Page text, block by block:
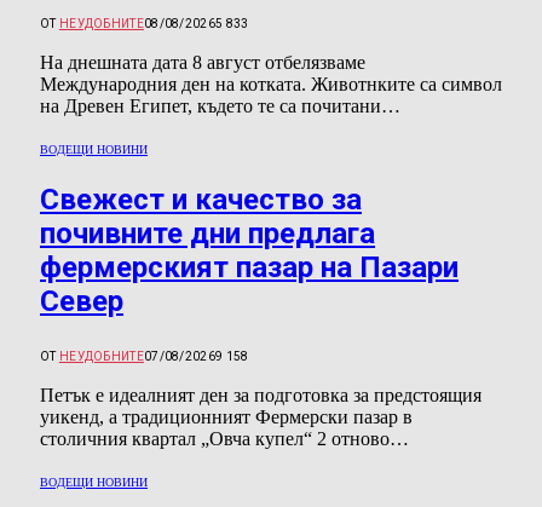
ОТ НЕУДОБНИТЕ08/08/20265 833
На днешната дата 8 август отбелязваме
Международния ден на котката. Животнките са символ
на Древен Египет, където те са почитани…
ВОДЕЩИ НОВИНИ
Свежест и качество за
почивните дни предлага
фермерският пазар на Пазари
Север
ОТ НЕУДОБНИТЕ07/08/20269 158
Петък е идеалният ден за подготовка за предстоящия
уикенд, а традиционният Фермерски пазар в
столичния квартал „Овча купел“ 2 отново…
ВОДЕЩИ НОВИНИ